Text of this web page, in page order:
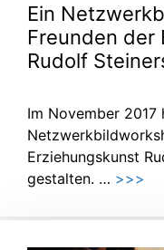
Ein
Freunden der
Rudolf
Im November 2017
Erziehungskunst
gestalten. … >>>